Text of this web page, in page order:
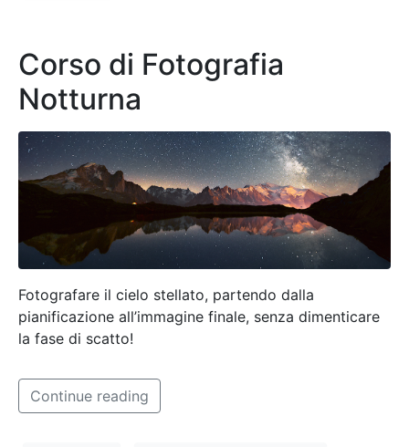
Corso di Fotografia
Notturna
Fotografare il cielo stellato, partendo dalla
pianificazione all’immagine finale, senza dimenticare
la fase di scatto!
Continue reading